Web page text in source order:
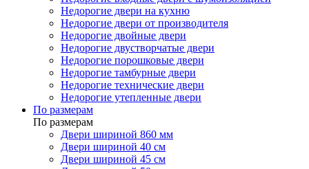
Недорогие двери на кухню
Недорогие двери от производителя
Недорогие двойные двери
Недорогие двустворчатые двери
Недорогие порошковые двери
Недорогие тамбурные двери
Недорогие технические двери
Недорогие утепленные двери
По размерам
По размерам
Двери шириной 860 мм
Двери шириной 40 см
Двери шириной 45 см